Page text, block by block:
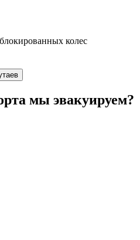
колес
мы эвакуируем?